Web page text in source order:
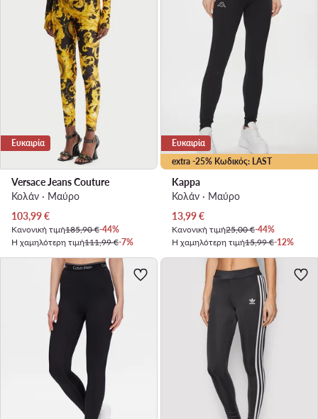
Ευκαιρία
Versace Jeans Couture
Κολάν · Μαύρο
Τρέχουσα τιμή
103,99€
Κανονική τιμή185,90 €-44%
Η χαμηλότερη τιμή111,99 €-7%
extra -25% Κωδικός: LAST
Ευκαιρία
Kappa
Κολάν · Μαύρο
Τρέχουσα τιμή
13,99€
Κανονική τιμή25,00 €-44%
Η χαμηλότερη τιμή15,99 €-12%